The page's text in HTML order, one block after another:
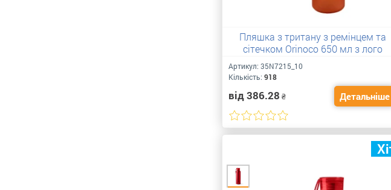
Пляшка з тритану з ремінцем та
сітечком Orinoco 650 мл з лого
Артикул: 35N7215_10
Кількість: 918
від 386.28 ₴ Детальніше